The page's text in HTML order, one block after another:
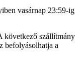
vasárnap 23:59-ig
következő szállítmány
befolyásolhatja a